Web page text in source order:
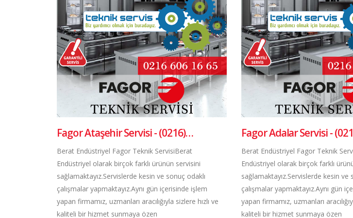
Fagor Ataşehir Servisi - (0216)…
Berat Endüstriyel Fagor Teknik ServisiBerat
Endüstriyel olarak birçok farklı ürünün servisini
sağlamaktayız.Servislerde kesin ve sonuç odaklı
çalışmalar yapmaktayız.Aynı gün içerisinde işlem
yapan firmamız, uzmanları aracılığıyla sizlere hızlı ve
kaliteli bir hizmet sunmaya özen
Fagor Adalar Servisi -
Berat Endüstriyel Fagor Teknik
Endüstriyel olarak birçok farklı
sağlamaktayız.Servislerde kesin ve
çalışmalar yapmaktayız.Aynı gün
yapan firmamız, uzmanları
kaliteli bir hizmet sunmaya özen